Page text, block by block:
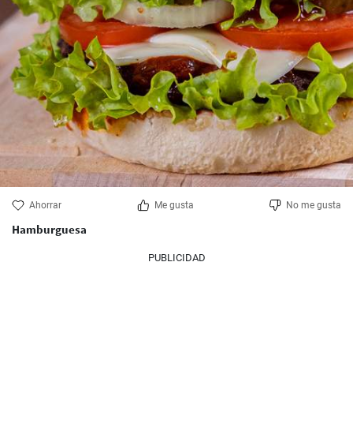
Ahorrar Me gusta No me gusta
Hamburguesa
PUBLICIDAD